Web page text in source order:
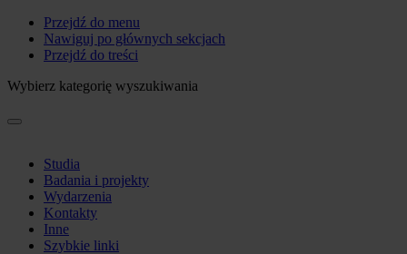
Przejdź do menu
Nawiguj po głównych sekcjach
Przejdź do treści
Wybierz kategorię wyszukiwania
Studia
Badania i projekty
Wydarzenia
Kontakty
Inne
Szybkie linki